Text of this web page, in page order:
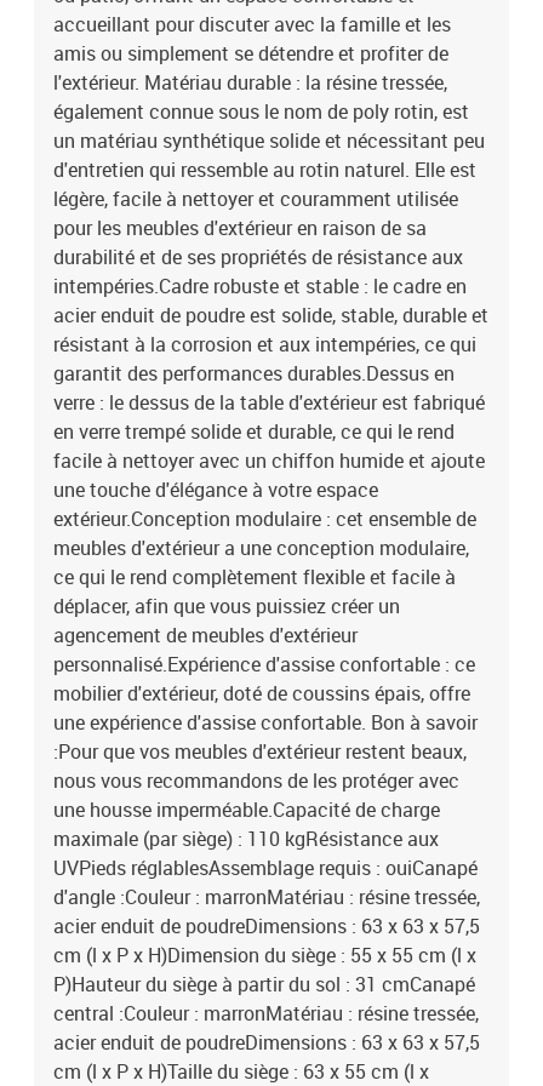
crèmeMatériau de la couverture : tissu (100 % polyester)Matériau
de remplissage du coussin de siège : mousseMatériau de
remplissage du coussin de dossier : fibre de cotonDimensions du
coussin de siège : 55/63 x 55 x 3 cm (l x P x é)Dimensions du
coussin de dossier (L) : 68 x 37 cm (l x P)Dimensions du coussin de
dossier (M) : 61 x 38 cm (l x P)Dimensions du coussin de dossier
(S) : 46 x 38 cm (l x P)La livraison contient :3 x canapé d'angle3 x
canapé central1 x table basse9 x coussin de dossier6 x coussin de
accueillant pour discuter avec la famille et les
amis ou simplement se détendre et profiter de
l'extérieur. Matériau durable : la résine tressée,
également connue sous le nom de poly rotin, est
un matériau synthétique solide et nécessitant peu
d'entretien qui ressemble au rotin naturel. Elle est
légère, facile à nettoyer et couramment utilisée
pour les meubles d'extérieur en raison de sa
durabilité et de ses propriétés de résistance aux
intempéries.Cadre robuste et stable : le cadre en
acier enduit de poudre est solide, stable, durable et
résistant à la corrosion et aux intempéries, ce qui
garantit des performances durables.Dessus en
verre : le dessus de la table d'extérieur est fabriqué
en verre trempé solide et durable, ce qui le rend
facile à nettoyer avec un chiffon humide et ajoute
une touche d'élégance à votre espace
extérieur.Conception modulaire : cet ensemble de
meubles d'extérieur a une conception modulaire,
ce qui le rend complètement flexible et facile à
déplacer, afin que vous puissiez créer un
agencement de meubles d'extérieur
personnalisé.Expérience d'assise confortable : ce
mobilier d'extérieur, doté de coussins épais, offre
une expérience d'assise confortable. Bon à savoir
:Pour que vos meubles d'extérieur restent beaux,
nous vous recommandons de les protéger avec
une housse imperméable.Capacité de charge
maximale (par siège) : 110 kgRésistance aux
UVPieds réglablesAssemblage requis : ouiCanapé
d'angle :Couleur : marronMatériau : résine tressée,
acier enduit de poudreDimensions : 63 x 63 x 57,5
cm (l x P x H)Dimension du siège : 55 x 55 cm (l x
P)Hauteur du siège à partir du sol : 31 cmCanapé
central :Couleur : marronMatériau : résine tressée,
acier enduit de poudreDimensions : 63 x 63 x 57,5
cm (l x P x H)Taille du siège : 63 x 55 cm (l x